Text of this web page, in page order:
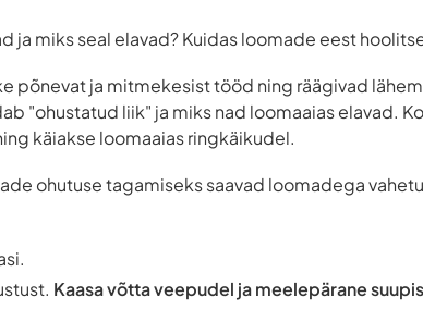
ja miks seal elavad? Kuidas loomade eest
põnevat ja mitmekesist tööd ning räägivad
"ohustatud liik" ja miks nad loomaaias elavad.
käiakse loomaaias ringkäikudel.
ohutuse tagamiseks saavad loomadega
Kaasa võtta veepudel ja meelepärane